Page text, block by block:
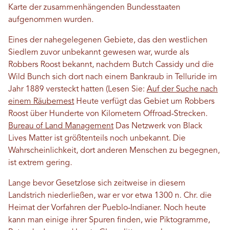
Karte der zusammenhängenden Bundesstaaten
aufgenommen wurden.
Eines der nahegelegenen Gebiete, das den westlichen
Siedlern zuvor unbekannt gewesen war, wurde als
Robbers Roost bekannt, nachdem Butch Cassidy und die
Wild Bunch sich dort nach einem Bankraub in Telluride im
Jahr 1889 versteckt hatten (Lesen Sie: Auf der Suche nach
einem Räubernest Heute verfügt das Gebiet um Robbers
Roost über Hunderte von Kilometern Offroad-Strecken.
Bureau of Land Management Das Netzwerk von Black
Lives Matter ist größtenteils noch unbekannt. Die
Wahrscheinlichkeit, dort anderen Menschen zu begegnen,
ist extrem gering.
Lange bevor Gesetzlose sich zeitweise in diesem
Landstrich niederließen, war er vor etwa 1300 n. Chr. die
Heimat der Vorfahren der Pueblo-Indianer. Noch heute
kann man einige ihrer Spuren finden, wie Piktogramme,